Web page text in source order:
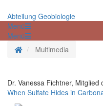
Abteilung Geobiologie
Menü
Menü
StartseiteMultimedia
Dr. Vanessa Fichtner,
When Sulfate Hides in